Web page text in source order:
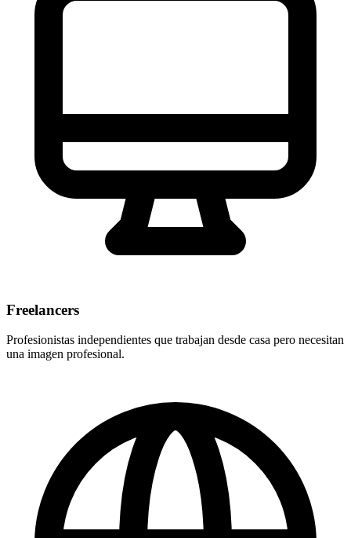
Freelancers
Profesionistas independientes que trabajan desde casa pero necesitan
una imagen profesional.